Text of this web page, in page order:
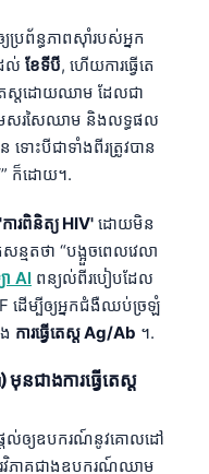
យប្រព័ន្ធភាពស៊ាំរបស់អ្នក
ល់ ខែទីបី, ហើយការធ្វើតេ
តេស្តដោយឈាម ដែលជា
សរសៃឈាម និងលទ្ធផល
ទោះបីជាទាំងពីរត្រូវបាន
ក៏ដោយ។.
'ការពិនិត្យ HIV' ដោយមិន
ន្មតថា “បង្អួចពេលវេលា
ា AI ពន្យល់ពីរបៀបដែល
ដើម្បីឲ្យអ្នកជំងឺឈប់ច្រឡំ
ការធ្វើតេស្ត Ag/Ab ។.
នជាងការធ្វើតេស្ត
តល់ឲ្យឧបករណ៍នូវគោលដៅ
វិភាគជាងឧបករណ៍ឈាម